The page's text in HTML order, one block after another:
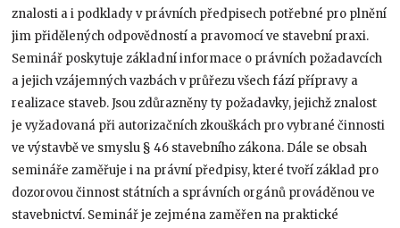
znalosti a i podklady v právních předpisech potřebné pro plnění
jim přidělených odpovědností a pravomocí ve stavební praxi.
Seminář poskytuje základní informace o právních požadavcích
a jejich vzájemných vazbách v průřezu všech fází přípravy a
realizace staveb. Jsou zdůrazněny ty požadavky, jejichž znalost
je vyžadovaná při autorizačních zkouškách pro vybrané činnosti
ve výstavbě ve smyslu § 46 stavebního zákona. Dále se obsah
semináře zaměřuje i na právní předpisy, které tvoří základ pro
dozorovou činnost státních a správních orgánů prováděnou ve
stavebnictví. Seminář je zejména zaměřen na praktické